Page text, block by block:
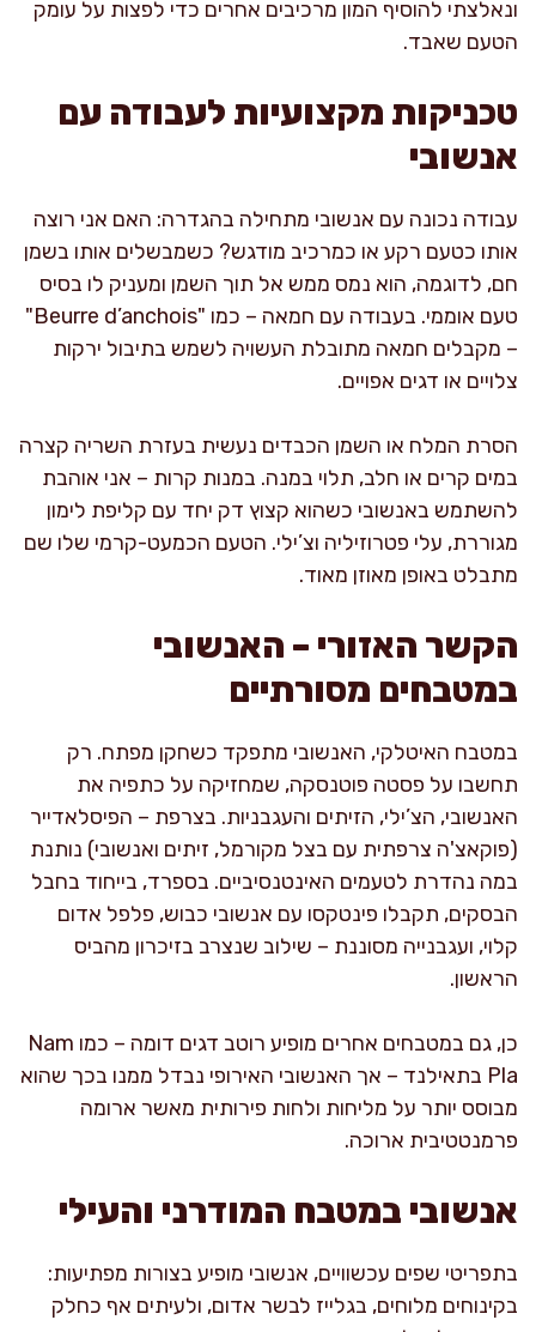
ונאלצתי להוסיף המון מרכיבים אחרים כדי לפצות על עומק
הטעם שאבד.
טכניקות מקצועיות לעבודה עם
אנשובי
עבודה נכונה עם אנשובי מתחילה בהגדרה: האם אני רוצה
אותו כטעם רקע או כמרכיב מודגש? כשמבשלים אותו בשמן
חם, לדוגמה, הוא נמס ממש אל תוך השמן ומעניק לו בסיס
טעם אוממי. בעבודה עם חמאה – כמו "Beurre d’anchois"
– מקבלים חמאה מתובלת העשויה לשמש בתיבול ירקות
צלויים או דגים אפויים.
הסרת המלח או השמן הכבדים נעשית בעזרת השריה קצרה
במים קרים או חלב, תלוי במנה. במנות קרות – אני אוהבת
להשתמש באנשובי כשהוא קצוץ דק יחד עם קליפת לימון
מגוררת, עלי פטרוזיליה וצ’ילי. הטעם הכמעט-קרמי שלו שם
מתבלט באופן מאוזן מאוד.
הקשר האזורי – האנשובי
במטבחים מסורתיים
במטבח האיטלקי, האנשובי מתפקד כשחקן מפתח. רק
תחשבו על פסטה פוטנסקה, שמחזיקה על כתפיה את
האנשובי, הצ’ילי, הזיתים והעגבניות. בצרפת – הפיסלאדייר
(פוקאצ'ה צרפתית עם בצל מקורמל, זיתים ואנשובי) נותנת
במה נהדרת לטעמים האינטנסיביים. בספרד, בייחוד בחבל
הבסקים, תקבלו פינטקסו עם אנשובי כבוש, פלפל אדום
קלוי, ועגבנייה מסוננת – שילוב שנצרב בזיכרון מהביס
הראשון.
כן, גם במטבחים אחרים מופיע רוטב דגים דומה – כמו Nam
Pla בתאילנד – אך האנשובי האירופי נבדל ממנו בכך שהוא
מבוסס יותר על מליחות ולחות פירותית מאשר ארומה
פרמנטטיבית ארוכה.
אנשובי במטבח המודרני והעילי
בתפריטי שפים עכשוויים, אנשובי מופיע בצורות מפתיעות:
בקינוחים מלוחים, בגלייז לבשר אדום, ולעיתים אף כחלק